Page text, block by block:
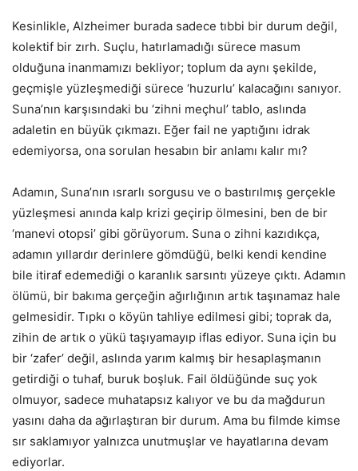
Kesinlikle, Alzheimer burada sadece tıbbi bir durum değil,
kolektif bir zırh. Suçlu, hatırlamadığı sürece masum
olduğuna inanmamızı bekliyor; toplum da aynı şekilde,
geçmişle yüzleşmediği sürece ‘huzurlu’ kalacağını sanıyor.
Suna’nın karşısındaki bu ‘zihni meçhul’ tablo, aslında
adaletin en büyük çıkmazı. Eğer fail ne yaptığını idrak
edemiyorsa, ona sorulan hesabın bir anlamı kalır mı?
​Adamın, Suna’nın ısrarlı sorgusu ve o bastırılmış gerçekle
yüzleşmesi anında kalp krizi geçirip ölmesini, ben de bir
‘manevi otopsi’ gibi görüyorum. Suna o zihni kazıdıkça,
adamın yıllardır derinlere gömdüğü, belki kendi kendine
bile itiraf edemediği o karanlık sarsıntı yüzeye çıktı. Adamın
ölümü, bir bakıma gerçeğin ağırlığının artık taşınamaz hale
gelmesidir. Tıpkı o köyün tahliye edilmesi gibi; toprak da,
zihin de artık o yükü taşıyamayıp iflas ediyor. Suna için bu
bir ‘zafer’ değil, aslında yarım kalmış bir hesaplaşmanın
getirdiği o tuhaf, buruk boşluk. Fail öldüğünde suç yok
olmuyor, sadece muhatapsız kalıyor ve bu da mağdurun
yasını daha da ağırlaştıran bir durum. Ama bu filmde kimse
sır saklamıyor yalnızca unutmuşlar ve hayatlarına devam
ediyorlar.